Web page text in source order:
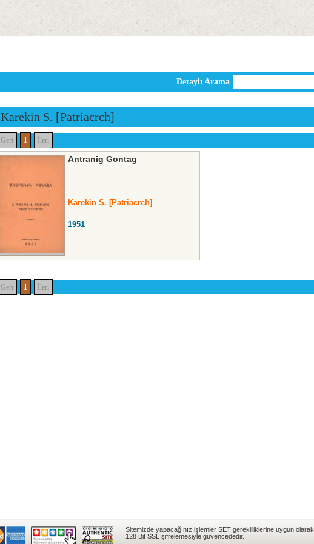
Detaylı Arama
Karekin S. [Patriacrch]
Geri 1 İleri
Antranig Gontag
Karekin S. [Patriacrch]
1951
Geri 1 İleri
Sitemizde yapacağınız işlemler SET gerekliliklerine uygun olarak
128 Bit SSL şifrelemesiyle güvencededir.